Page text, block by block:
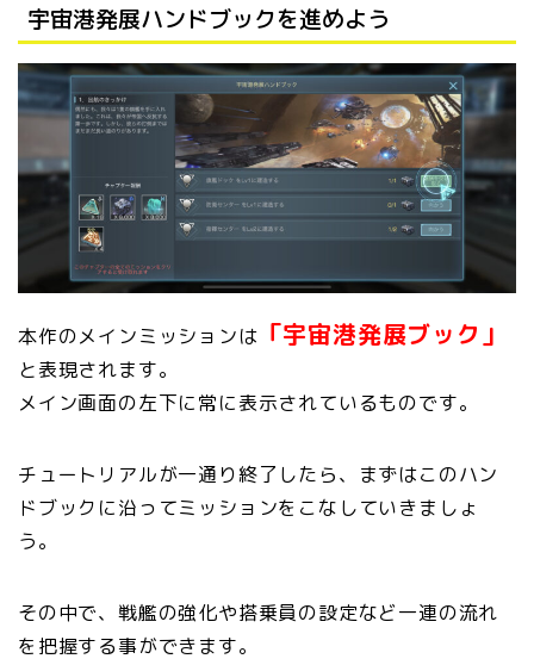
宇宙港発展ハンドブックを進めよう
本作のメインミッションは 「宇宙港発展ブック」
と表現されます。
メイン画面の左下に常に表示されているものです。
チュートリアルが一通り終了したら、まずはこのハン
ドブックに沿ってミッションをこなしていきましょ
う。
その中で、戦艦の強化や搭乗員の設定など一連の流れ
を把握する事ができます。